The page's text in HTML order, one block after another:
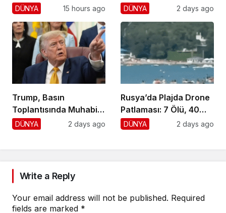
Yaralı, 1 Gözaltı
DÜNYA 15 hours ago DÜNYA 2 days ago
Trump, Basın
Toplantısında Muhabiri
Fena Yerden Aldı
DÜNYA 2 days ago
Rusya’da Plajda Drone
Patlaması: 7 Ölü, 40
Yaralı
DÜNYA 2 days ago
Write a Reply
Your email address will not be published. Required
fields are marked *